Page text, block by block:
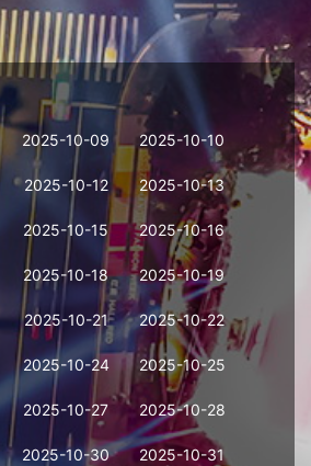
2025-10-09 2025-10-10
2025-10-12 2025-10-13
2025-10-15 2025-10-16
2025-10-18 2025-10-19
2025-10-21 2025-10-22
2025-10-24 2025-10-25
2025-10-27 2025-10-28
2025-10-30 2025-10-31